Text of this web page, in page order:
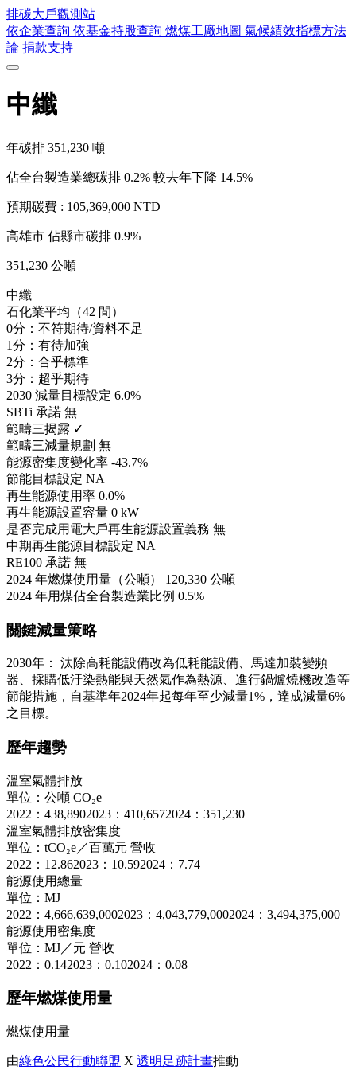
排碳大戶觀測站
依企業查詢 依基金持股查詢 燃煤工廠地圖 氣候績效指標方法
論 捐款支持
中纖
年碳排 351,230 噸
佔全台製造業總碳排 0.2% 較去年下降 14.5%
預期碳費 : 105,369,000 NTD
高雄市 佔縣市碳排 0.9%
351,230 公噸
中纖
石化業平均（42 間）
0分：不符期待/資料不足
1分：有待加強
2分：合乎標準
3分：超乎期待
2030 減量目標設定 6.0%
SBTi 承諾 無
範疇三揭露 ✓
範疇三減量規劃 無
能源密集度變化率 -43.7%
節能目標設定 NA
再生能源使用率 0.0%
再生能源設置容量 0 kW
是否完成用電大戶再生能源設置義務 無
中期再生能源目標設定 NA
RE100 承諾 無
2024 年燃煤使用量（公噸） 120,330 公噸
2024 年用煤佔全台製造業比例 0.5%
關鍵減量策略
2030年： 汰除高耗能設備改為低耗能設備、馬達加裝變頻
器、採購低汙染熱能與天然氣作為熱源、進行鍋爐燒機改造等
節能措施，自基準年2024年起每年至少減量1%，達成減量6%
之目標。
歷年趨勢
溫室氣體排放
單位：公噸 CO₂e
2022：438,8902023：410,6572024：351,230
溫室氣體排放密集度
單位：tCO₂e／百萬元 營收
2022：12.862023：10.592024：7.74
能源使用總量
單位：MJ
2022：4,666,639,0002023：4,043,779,0002024：3,494,375,000
能源使用密集度
單位：MJ／元 營收
2022：0.142023：0.102024：0.08
歷年燃煤使用量
燃煤使用量
由綠色公民行動聯盟 X 透明足跡計畫推動